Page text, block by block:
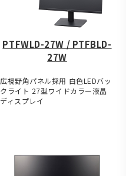
PTFWLD-27W / PTFBLD-
27W
広視野角パネル採用 白色LEDバッ
クライト 27型ワイドカラー液晶
ディスプレイ